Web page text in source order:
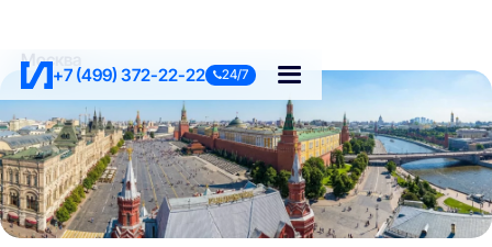
+7 (499) 372-22-22 24/7
Москва